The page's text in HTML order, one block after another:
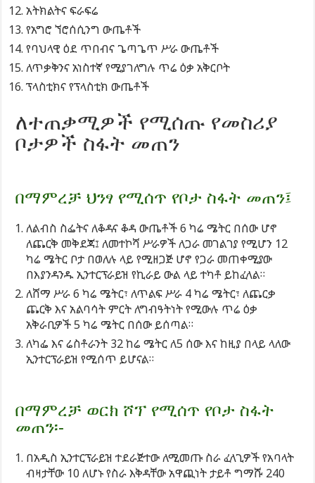
አትክልትና ፍራፍሬ
የአግሮ ኘሮሰሲንግ ውጤቶች
የባህላዊ ዕደ ጥበብና ጌጣጌጥ ሥራ ውጤቶች
ለጥቃቅንና አነስተኛ የሚያገለግሉ ጥሬ ዕቃ አቅርቦት
ፕላስቲክና የፕላስቲክ ውጤቶች
ለተጠቃሚዎች የሚሰጡ የመስሪያ
ቦታዎች ስፋት መጠን
በማምረቻ ህንፃ የሚሰጥ የቦታ ስፋት መጠን፤
ለልብስ ስፌትና ለቆዳና ቆዳ ውጤቶች 6 ካሬ ሜትር በሰው ሆኖ
ለጨርቅ መቅደጃ፤ ለመተኮሻ ሥራዎች ለጋራ መገልገያ የሚሆን 12
ካሬ ሜትር ቦታ በወለሉ ላይ የሚዘጋጅ ሆኖ የጋራ መጠቀሚያው
በእያንዳንዱ ኢንተርፕራይዝ የኪራይ ውል ላይ ተካቶ ይከፈላል።
ለሸማ ሥራ 6 ካሬ ሜትር፣ ለጥልፍ ሥራ 4 ካሬ ሜትር፣ ለጨርቃ
ጨርቅ እና አልባሳት ምርት ለግብዓትነት የሚውሉ ጥሬ ዕቃ
አቅራቢዎች 5 ካሬ ሜትር በሰው ይሰጣል።
ለካፌ እና ሬስቶራንት 32 ከሬ ሜትር ለ5 ሰው እና ከዚያ በላይ ላለው
ኢንተርፕራይዝ የሚሰጥ ይሆናል።
በማምረቻ ወርክ ሾፕ የሚሰጥ የቦታ ስፋት
መጠን፡-
በአዲስ ኢንተርፕራይዝ ተደራጅተው ለሚመጡ ስራ ፈላጊዎች የአባላት
ብዛታቸው 10 ለሆኑ የስራ እቅዳቸው አዋጪነት ታይቶ ግማሹ 240